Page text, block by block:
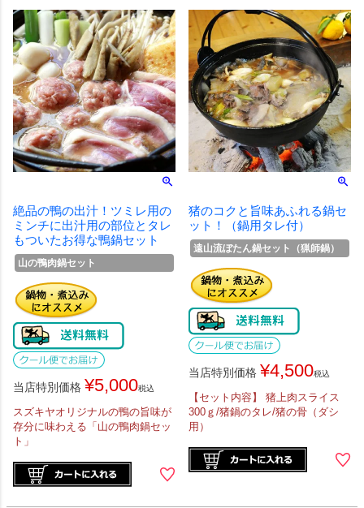
絶品の鴨の出汁！ツミレ用の
ミンチに出汁用の部位とタレ
もついたお得な鴨鍋セット
山の鴨肉鍋セット
当店特別価格 ¥5,000税込
スズキヤオリジナルの鴨の旨味が
存分に味わえる「山の鴨肉鍋セッ
ト」
猪のコクと旨味あふれる鍋セ
ット！（鍋用タレ付）
遠山流ぼたん鍋セット（猟師鍋）
当店特別価格 ¥4,500税込
【セット内容】 猪上肉スライス
300ｇ/猪鍋のタレ/猪の骨（ダシ
用）